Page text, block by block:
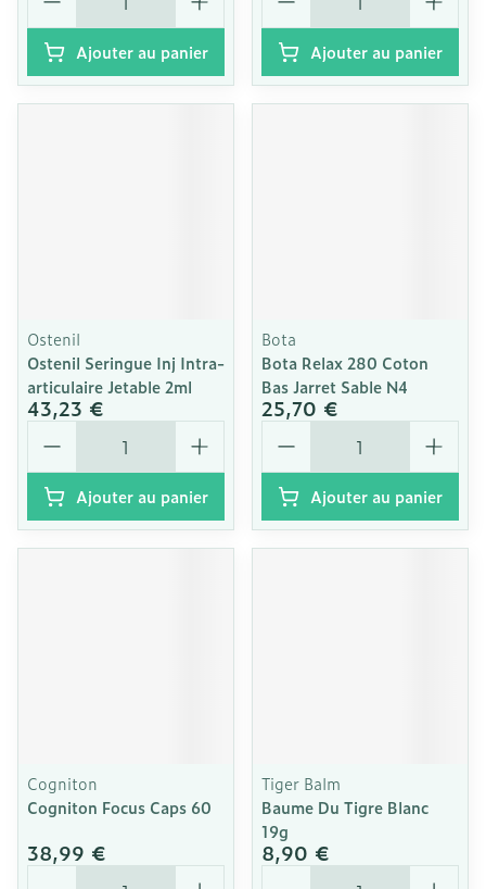
Ajouter au panier Ajouter au panier
Ostenil
Ostenil Seringue Inj Intra-
articulaire Jetable 2ml
43,23 €
Quantité
Ajouter au panier
Bota
Bota Relax 280 Coton
Bas Jarret Sable N4
25,70 €
Quantité
Ajouter au panier
Cogniton
Cogniton Focus Caps 60
38,99 €
Quantité
Tiger Balm
Baume Du Tigre Blanc
19g
8,90 €
Quantité